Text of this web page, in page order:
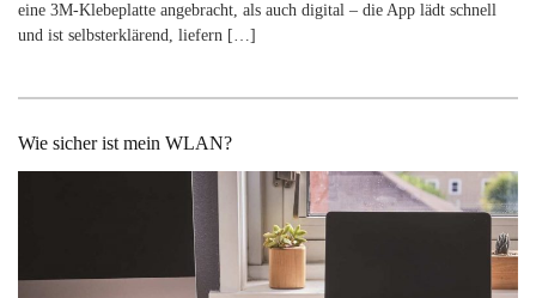
eine 3M-Klebeplatte angebracht, als auch digital – die App lädt schnell
und ist selbsterklärend, liefern […]
Wie sicher ist mein WLAN?